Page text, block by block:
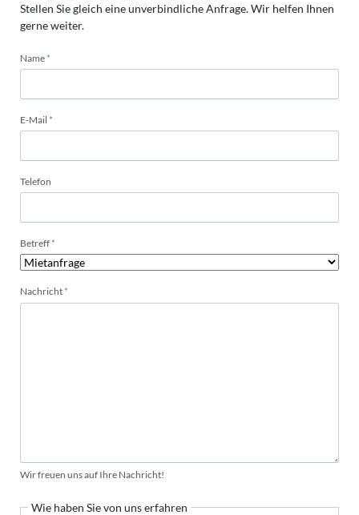
Stellen Sie gleich eine unverbindliche Anfrage. Wir helfen Ihnen
gerne weiter.
Pflichtfeld
Name *
Pflichtfeld
E-Mail *
Telefon
Pflichtfeld
Betreff *
Pflichtfeld
Nachricht *
Wir freuen uns auf Ihre Nachricht!
Wie haben Sie von uns erfahren